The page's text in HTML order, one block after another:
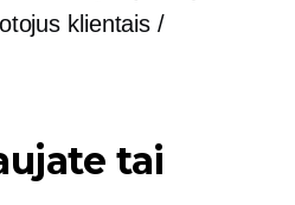
klientais /
tai